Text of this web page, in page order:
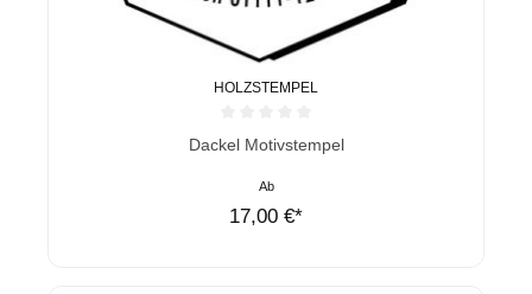
HOLZSTEMPEL
Durchschnittliche Bewertung von 0 von 5 Sternen
Dackel Motivstempel
Ab
17,00 €*